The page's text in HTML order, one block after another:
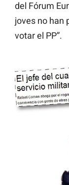
del Fórum
joves no han
votar el PP”.